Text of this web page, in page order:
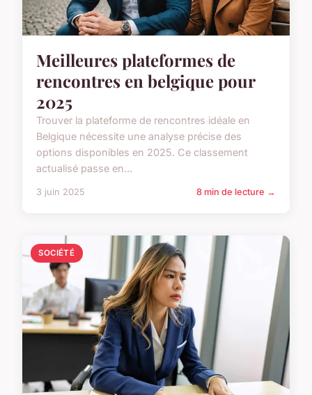
Meilleures plateformes de
rencontres en belgique pour
2025
Trouver la plateforme de rencontres idéale en
Belgique nécessite une analyse précise des
options disponibles en 2025. Ce classement
actualisé passe en...
3 juin 2025 8 min de lecture →
SOCIÉTÉ